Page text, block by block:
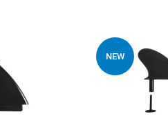
Add to Wishlist
Quick View
NEW